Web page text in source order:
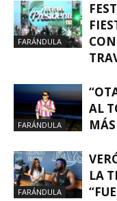
FARÁNDULA
FARÁNDULA
AL
FARÁNDULA
LA